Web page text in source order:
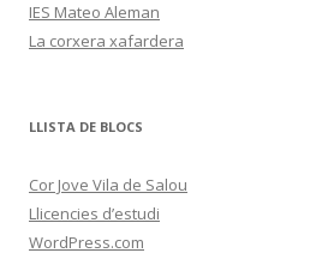
IES Mateo Aleman
La corxera xafardera
LLISTA DE BLOCS
Cor Jove Vila de Salou
Llicencies d’estudi
WordPress.com